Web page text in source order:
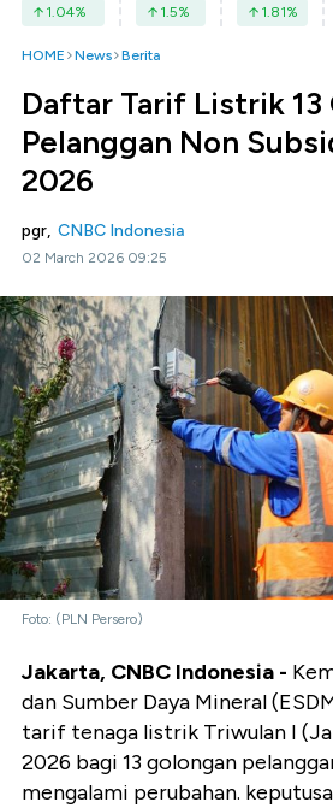
1.04% 1.5% 1.81%
HOME News Berita
Daftar Tarif Listrik 13
Pelanggan Non
2026
pgr, CNBC Indonesia
02 March 2026 09:25
Foto: (PLN Persero)
Jakarta, CNBC Indonesia -
dan Sumber Daya Mineral
tarif tenaga listrik Triwulan I
2026 bagi 13 golongan
mengalami perubahan.